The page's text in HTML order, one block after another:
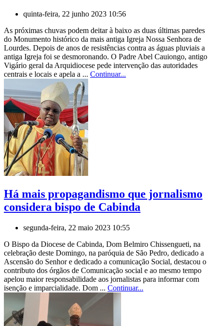
quinta-feira, 22 junho 2023 10:56
As próximas chuvas podem deitar à baixo as duas últimas paredes
do Monumento histórico da mais antiga Igreja Nossa Senhora de
Lourdes. Depois de anos de resistências contra as águas pluviais a
antiga Igreja foi se desmoronando. O Padre Abel Cauiongo, antigo
Vigário geral da Arquidiocese pede intervenção das autoridades
centrais e locais e apela a ... Continuar...
Há mais propagandismo que jornalismo
considera bispo de Cabinda
segunda-feira, 22 maio 2023 10:55
O Bispo da Diocese de Cabinda, Dom Belmiro Chissengueti, na
celebração deste Domingo, na paróquia de São Pedro, dedicado a
Ascensão do Senhor e dedicado a comunicação Social, destacou o
contributo dos órgãos de Comunicação social e ao mesmo tempo
apelou maior responsabilidade aos jornalistas para informar com
isenção e imparcialidade. Dom ... Continuar...